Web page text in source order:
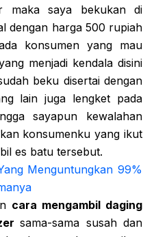
maka saya bekukan di
dengan harga 500 rupiah
konsumen yang mau
menjadi kendala disini
beku disertai dengan
lain juga lengket pada
sayapun kewalahan
konsumenku yang ikut
es batu tersebut.
Menguntungkan 99%
cara mengambil daging
sama-sama susah dan